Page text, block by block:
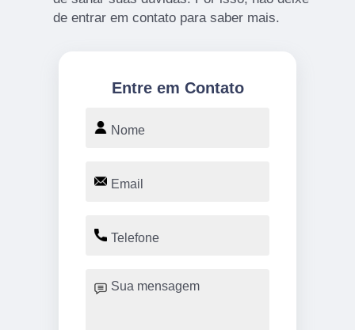
de entrar em contato para saber mais.
Entre em Contato